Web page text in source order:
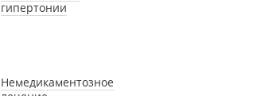
гипертонии
Немедикаментозное